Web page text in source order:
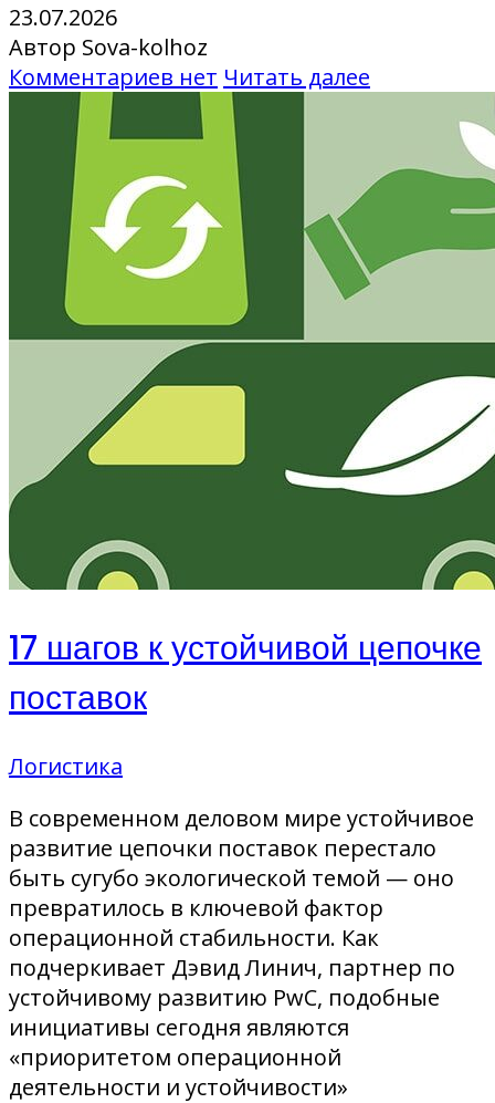
23.07.2026
Автор Sova-kolhoz
Комментариев нет Читать далее
17 шагов к устойчивой цепочке
поставок
Логистика
В современном деловом мире устойчивое
развитие цепочки поставок перестало
быть сугубо экологической темой — оно
превратилось в ключевой фактор
операционной стабильности. Как
подчеркивает Дэвид Линич, партнер по
устойчивому развитию PwC, подобные
инициативы сегодня являются
«приоритетом операционной
деятельности и устойчивости»